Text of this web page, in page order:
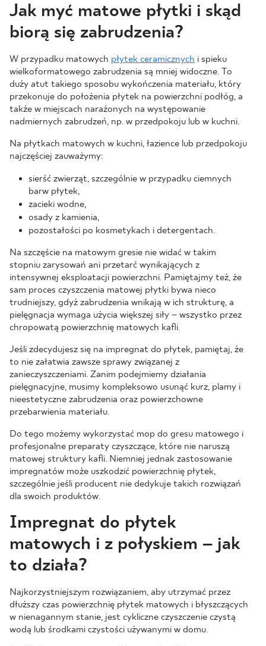
Jak myć matowe płytki i skąd
biorą się zabrudzenia?
W przypadku matowych płytek ceramicznych i spieku
wielkoformatowego zabrudzenia są mniej widoczne. To
duży atut takiego sposobu wykończenia materiału, który
przekonuje do położenia płytek na powierzchni podłóg, a
także w miejscach narażonych na występowanie
nadmiernych zabrudzeń, np. w przedpokoju lub w kuchni.
Na płytkach matowych w kuchni, łazience lub przedpokoju
najczęściej zauważymy:
sierść zwierząt, szczególnie w przypadku ciemnych
barw płytek,
zacieki wodne,
osady z kamienia,
pozostałości po kosmetykach i detergentach.
Na szczęście na matowym gresie nie widać w takim
stopniu zarysowań ani przetarć wynikających z
intensywnej eksploatacji powierzchni. Pamiętajmy też, że
sam proces czyszczenia matowej płytki bywa nieco
trudniejszy, gdyż zabrudzenia wnikają w ich strukturę, a
pielęgnacja wymaga użycia większej siły – wszystko przez
chropowatą powierzchnię matowych kafli.
Jeśli zdecydujesz się na impregnat do płytek, pamiętaj, że
to nie załatwia zawsze sprawy związanej z
zanieczyszczeniami. Zanim podejmiemy działania
pielęgnacyjne, musimy kompleksowo usunąć kurz, plamy i
nieestetyczne zabrudzenia oraz powierzchowne
przebarwienia materiału.
Do tego możemy wykorzystać mop do gresu matowego i
profesjonalne preparaty czyszczące, które nie naruszą
matowej struktury kafli. Niemniej jednak zastosowanie
impregnatów może uszkodzić powierzchnię płytek,
szczególnie jeśli producent nie dedykuje takich rozwiązań
dla swoich produktów.
Impregnat do płytek
matowych i z połyskiem – jak
to działa?
Najkorzystniejszym rozwiązaniem, aby utrzymać przez
dłuższy czas powierzchnię płytek matowych i błyszczących
w nienagannym stanie, jest cykliczne czyszczenie czystą
wodą lub środkami czystości używanymi w domu.